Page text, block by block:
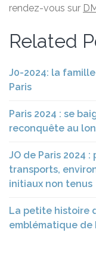
rendez-vous sur
Related
J0-2024: la
Paris
Paris 2024 : se
reconquête au
JO de Paris 2024
transports,
initiaux non tenus
La petite histoire
emblématique de